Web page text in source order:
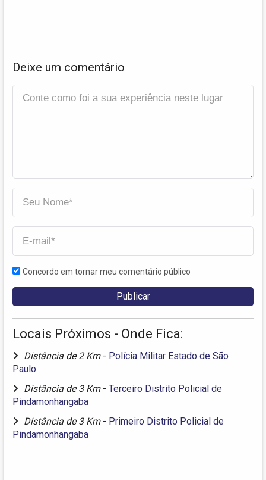
Deixe um comentário
Concordo em tornar meu comentário público
Locais Próximos - Onde Fica:
Distância de 2 Km - Polícia Militar Estado de São
Paulo
Distância de 3 Km - Terceiro Distrito Policial de
Pindamonhangaba
Distância de 3 Km - Primeiro Distrito Policial de
Pindamonhangaba